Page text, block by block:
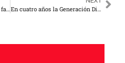
Desde FACE vaticinan que las facturas de consumo eléctrico pueden llegar a los $ 20.000
En cuatro años la Generación Distribuida superó los 20 MW de potencia instalada